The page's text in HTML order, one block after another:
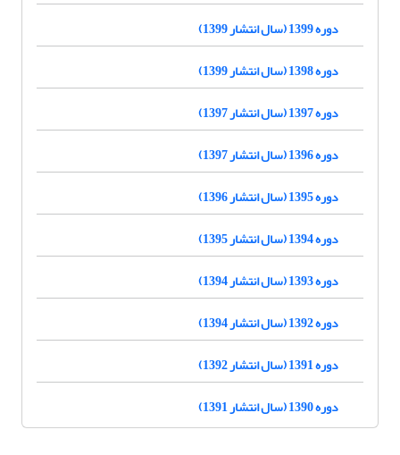
دوره 1399 (سال انتشار 1399)
دوره 1398 (سال انتشار 1399)
دوره 1397 (سال انتشار 1397)
دوره 1396 (سال انتشار 1397)
دوره 1395 (سال انتشار 1396)
دوره 1394 (سال انتشار 1395)
دوره 1393 (سال انتشار 1394)
دوره 1392 (سال انتشار 1394)
دوره 1391 (سال انتشار 1392)
دوره 1390 (سال انتشار 1391)